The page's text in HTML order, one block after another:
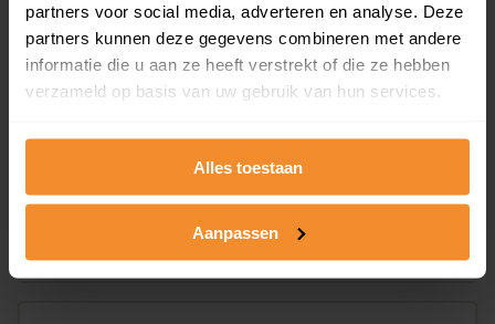
partners voor social media, adverteren en analyse. Deze
partners kunnen deze gegevens combineren met andere
informatie die u aan ze heeft verstrekt of die ze hebben
verzameld op basis van uw gebruik van hun services.
Alles toestaan
Aanpassen
Stel (geen kinderen)
34%
Gezin (met kinderen)